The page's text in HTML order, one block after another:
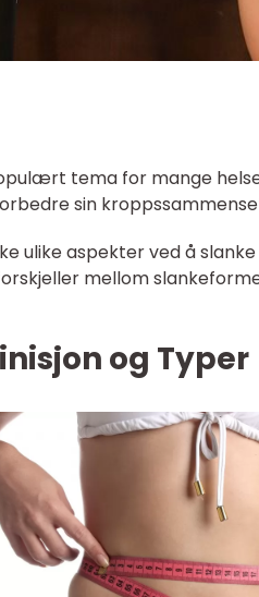
tema for mange
sin
ulike aspekter ved å
mellom
og Typer